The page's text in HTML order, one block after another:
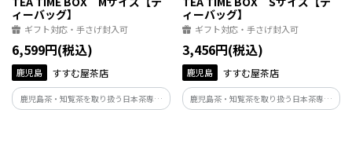
ィーバッグ】
ギフト対応・手さげ封入可
6,599円(税込)
鹿児島 すすむ屋茶店
鹿児島茶・知覧茶を取り扱う日本茶専門
店〈すすむ屋茶店〉が提案するギフトセ
ィーバッグ】
ギフト対応・手さげ封入可
3,456円(税込)
鹿児島 すすむ屋茶店
鹿児島茶・知覧茶を取り扱う日本茶専門
店〈すすむ屋茶店〉が提案するギフトセ